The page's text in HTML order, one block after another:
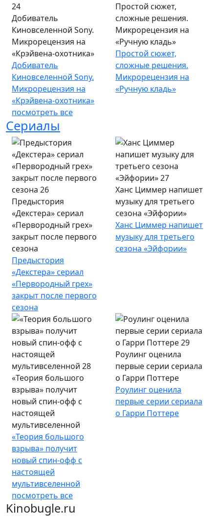
Добиватель
Киновселенной Sony.
Микрорецензия на
«Крэйвена-охотника»
Добиватель
Киновселенной Sony.
Микрорецензия на
«Крэйвена-охотника»
Простой сюжет,
сложные решения.
Микрорецензия на
«Ручную кладь»
Простой сюжет,
сложные решения.
Микрорецензия на
«Ручную кладь»
посмотреть все
Сериалы
Предыстория
«Декстера» сериал
«Первородный грех»
закрыт после первого
сезона
Предыстория
«Декстера» сериал
«Первородный грех»
закрыт после первого
сезона
Ханс Циммер напишет
музыку для третьего
сезона «Эйфории»
Ханс Циммер напишет
музыку для третьего
сезона «Эйфории»
«Теория большого
взрыва» получит
новый спин-офф с
настоящей
мультивселенной
«Теория большого
взрыва» получит
новый спин-офф с
настоящей
мультивселенной
Роулинг оценила
первые серии сериала
о Гарри Поттере
Роулинг оценила
первые серии сериала
о Гарри Поттере
посмотреть все
Kinobugle.ru